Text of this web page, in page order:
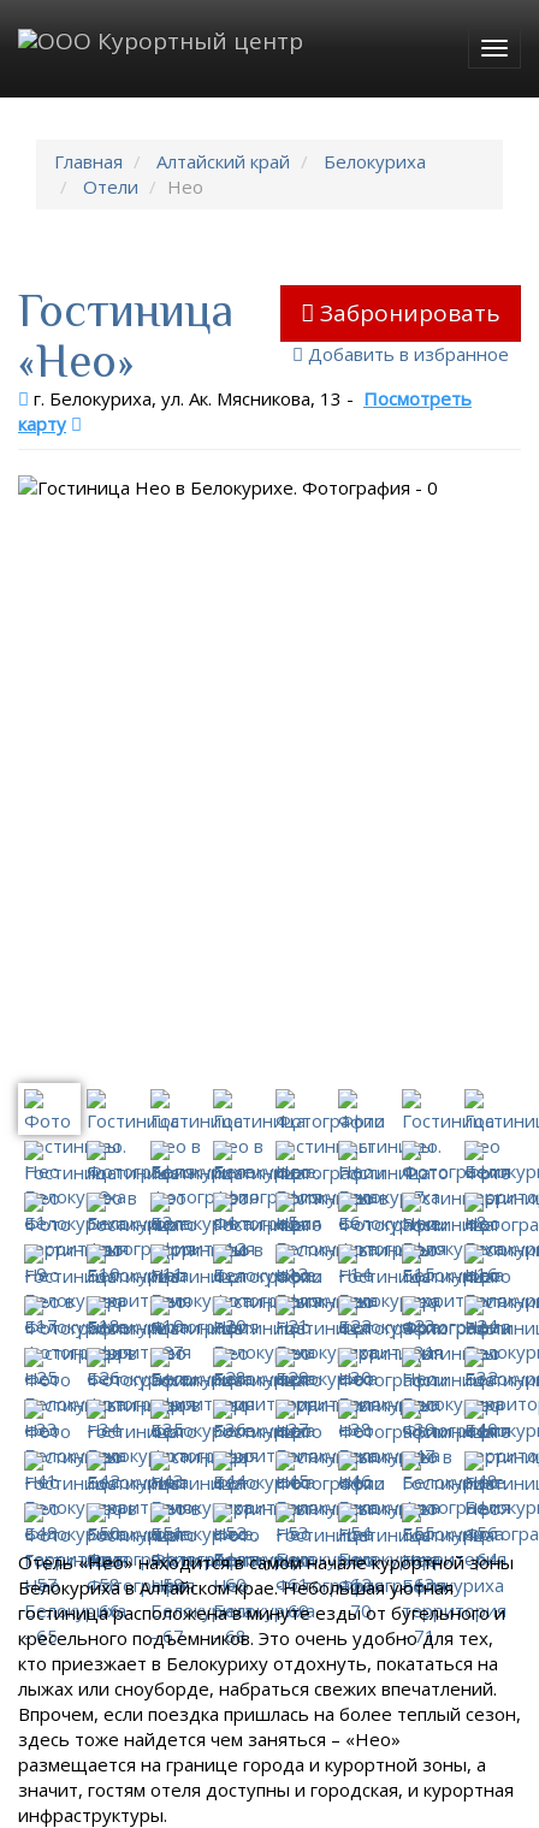
Главная Алтайский край
Белокуриха
Отели
Нео
Забронировать
Добавить в избранное
Гостиница
«Нео»
г. Белокуриха, ул. Ак. Мясникова, 13 - Посмотреть
карту
Отель «Нео» находится в самом начале курортной зоны
Белокуриха в Алтайском крае. Небольшая уютная
гостиница расположена в минуте езды от бугельного и
кресельного подъемников. Это очень удобно для тех,
кто приезжает в Белокуриху отдохнуть, покататься на
лыжах или сноуборде, набраться свежих впечатлений.
Впрочем, если поездка пришлась на более теплый сезон,
здесь тоже найдется чем заняться – «Нео»
размещается на границе города и курортной зоны, а
значит, гостям отеля доступны и городская, и курортная
инфраструктуры.